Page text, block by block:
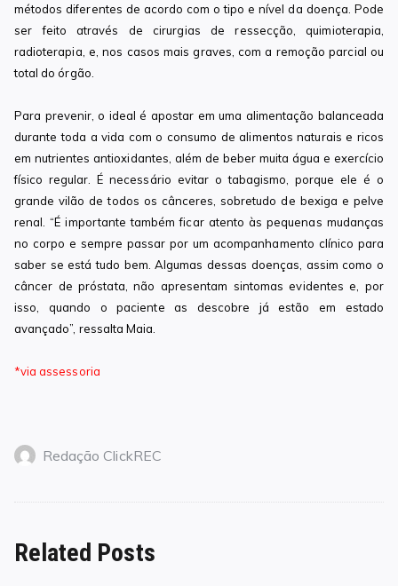
métodos diferentes de acordo com o tipo e nível da doença. Pode
ser feito através de cirurgias de ressecção, quimioterapia,
radioterapia, e, nos casos mais graves, com a remoção parcial ou
total do órgão.
Para prevenir, o ideal é apostar em uma alimentação balanceada
durante toda a vida com o consumo de alimentos naturais e ricos
em nutrientes antioxidantes, além de beber muita água e exercício
físico regular. É necessário evitar o tabagismo, porque ele é o
grande vilão de todos os cânceres, sobretudo de bexiga e pelve
renal. “É importante também ficar atento às pequenas mudanças
no corpo e sempre passar por um acompanhamento clínico para
saber se está tudo bem. Algumas dessas doenças, assim como o
câncer de próstata, não apresentam sintomas evidentes e, por
isso, quando o paciente as descobre já estão em estado
avançado”, ressalta Maia.
*via assessoria
Redação ClickREC
Related Posts